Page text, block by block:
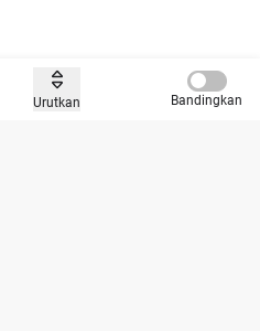
Urutkan Bandingkan